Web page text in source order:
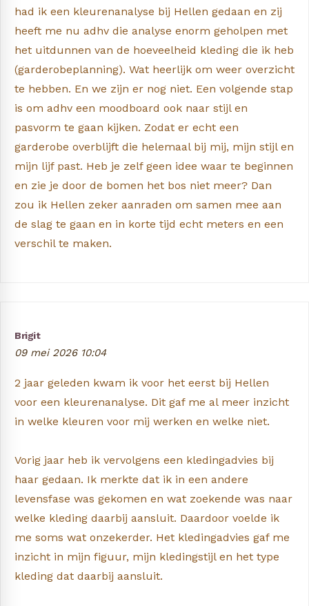
had ik een kleurenanalyse bij Hellen gedaan en zij
heeft me nu adhv die analyse enorm geholpen met
het uitdunnen van de hoeveelheid kleding die ik heb
(garderobeplanning). Wat heerlijk om weer overzicht
te hebben. En we zijn er nog niet. Een volgende stap
is om adhv een moodboard ook naar stijl en
pasvorm te gaan kijken. Zodat er echt een
garderobe overblijft die helemaal bij mij, mijn stijl en
mijn lijf past. Heb je zelf geen idee waar te beginnen
en zie je door de bomen het bos niet meer? Dan
zou ik Hellen zeker aanraden om samen mee aan
de slag te gaan en in korte tijd echt meters en een
verschil te maken.
Brigit
09 mei 2026 10:04
2 jaar geleden kwam ik voor het eerst bij Hellen
voor een kleurenanalyse. Dit gaf me al meer inzicht
in welke kleuren voor mij werken en welke niet.
Vorig jaar heb ik vervolgens een kledingadvies bij
haar gedaan. Ik merkte dat ik in een andere
levensfase was gekomen en wat zoekende was naar
welke kleding daarbij aansluit. Daardoor voelde ik
me soms wat onzekerder. Het kledingadvies gaf me
inzicht in mijn figuur, mijn kledingstijl en het type
kleding dat daarbij aansluit.